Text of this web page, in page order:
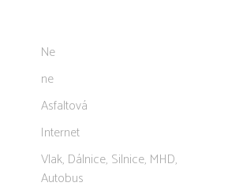
Ne
ne
Asfaltová
Internet
Vlak, Dálnice, Silnice, MHD,
Autobus